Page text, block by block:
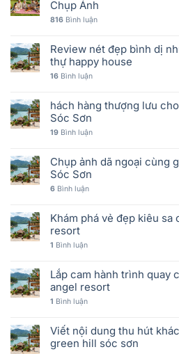
Chụp Ảnh
816 Bình luận
Review nét đẹp bình dị
thự happy house
16 Bình luận
hách hàng thượng lưu
Sóc Sơn
19 Bình luận
Chụp ảnh dã ngoại cùng
Sóc Sơn
6 Bình luận
Khám phá vẻ đẹp kiêu sa
resort
1 Bình luận
Lắp cam hành trình quay
angel resort
1 Bình luận
Viết nội dung thu hút
green hill sóc sơn